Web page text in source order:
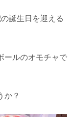
誕生日を迎える
ールのオモチャで
か？